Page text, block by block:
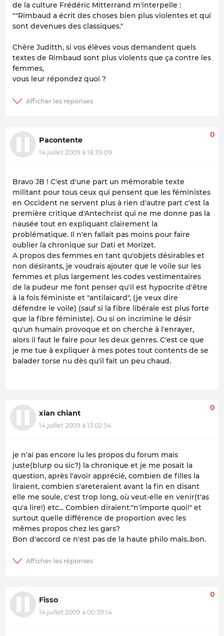
de la culture Frédéric Mitterrand m'interpelle :
""Rimbaud a écrit des choses bien plus violentes et qui
sont devenues des classiques."
Chère Juditth, si vos élèves vous demandent quels
textes de Rimbaud sont plus violents que ça contre les
femmes,
vous leur répondez quoi ?
Pacontente
14 juillet 2009 à 18:39:09
0
Bravo JB ! C'est d'une part un mémorable texte
militant pour tous ceux qui pensent que les féministes
en Occident ne servent plus à rien d'autre part c'est la
première critique d'Antechrist qui ne me donne pas la
nausée tout en expliquant clairement la
problématique. Il n'en fallait pas moins pour faire
oublier la chronique sur Dati et Morizet.
A propos des femmes en tant qu'objets désirables et
non désirants, je voudrais ajouter que le voile sur les
femmes et plus largement les codes vestimentaires
de la pudeur me font penser qu'il est hypocrite d'être
à la fois féministe et "antilaïcard", (je veux dire
défendre le voile) (sauf si la fibre libérale est plus forte
que la fibre féministe). Ou si on incrimine le désir
qu'un humain provoque et on cherche à l'enrayer,
alors il faut le faire pour les deux genres. C'est ce que
je me tue à expliquer à mes potes tout contents de se
balader torse nu dès qu'il fait un peu chaud.
xian chiant
14 juillet 2009 à 13:02:54
0
je n'ai pas encore lu les propos du forum mais
juste(blurp ou sic?) la chronique et je me posait la
question, après l'avoir apprécié, combien de filles la
liraient, combien s'areteraient avant la fin en disant
elle me soule, c'est trop long, où veut-elle en venir(t'as
qu'a lire!) etc... Combien diraient:"n'importe quoi!" et
surtout quelle différence de proportion avec les
mêmes propos chez les gars?
Bon d'accord ce n'est pas de la haute philo mais..bon.
Fisso
14 juillet 2009 à 00:39:14
0